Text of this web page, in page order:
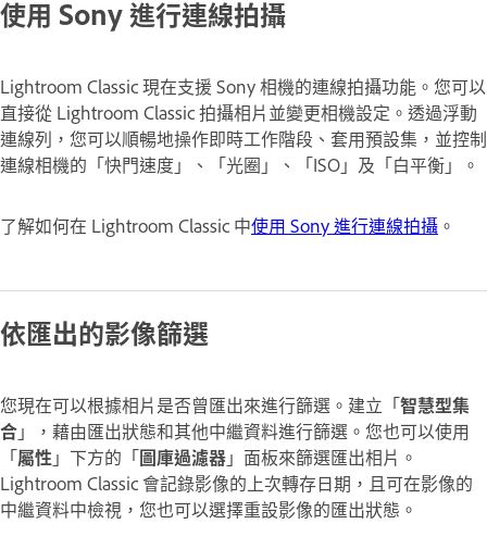
使用 Sony 進行連線拍攝
Lightroom Classic 現在支援 Sony 相機的連線拍攝功能。您可以
直接從 Lightroom Classic 拍攝相片並變更相機設定。透過浮動
連線列，您可以順暢地操作即時工作階段、套用預設集，並控制
連線相機的「快門速度」、「光圈」、「ISO」及「白平衡」。
了解如何在 Lightroom Classic 中使用 Sony 進行連線拍攝 。
依匯出的影像篩選
您現在可以根據相片是否曾匯出來進行篩選。建立「智慧型集
合」，藉由匯出狀態和其他中繼資料進行篩選。您也可以使用
「屬性」下方的「圖庫過濾器」面板來篩選匯出相片。
Lightroom Classic 會記錄影像的上次轉存日期，且可在影像的
中繼資料中檢視，您也可以選擇重設影像的匯出狀態。